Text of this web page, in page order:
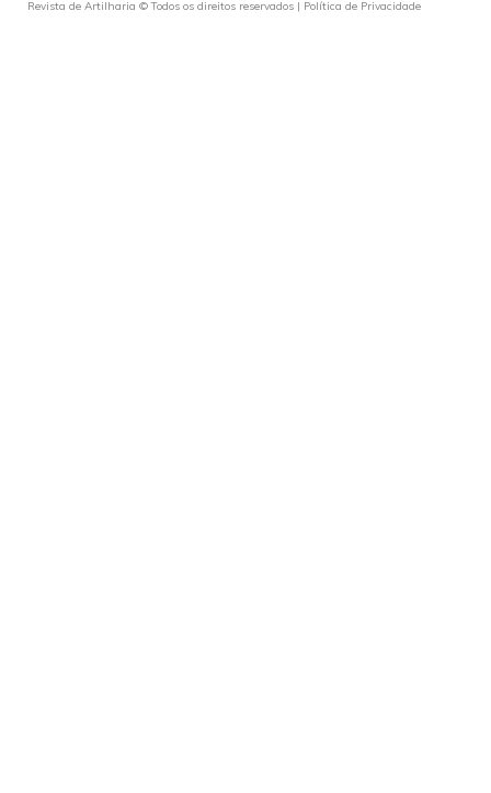
Revista de Artilharia © Todos os direitos reservados | Política de Privacidade